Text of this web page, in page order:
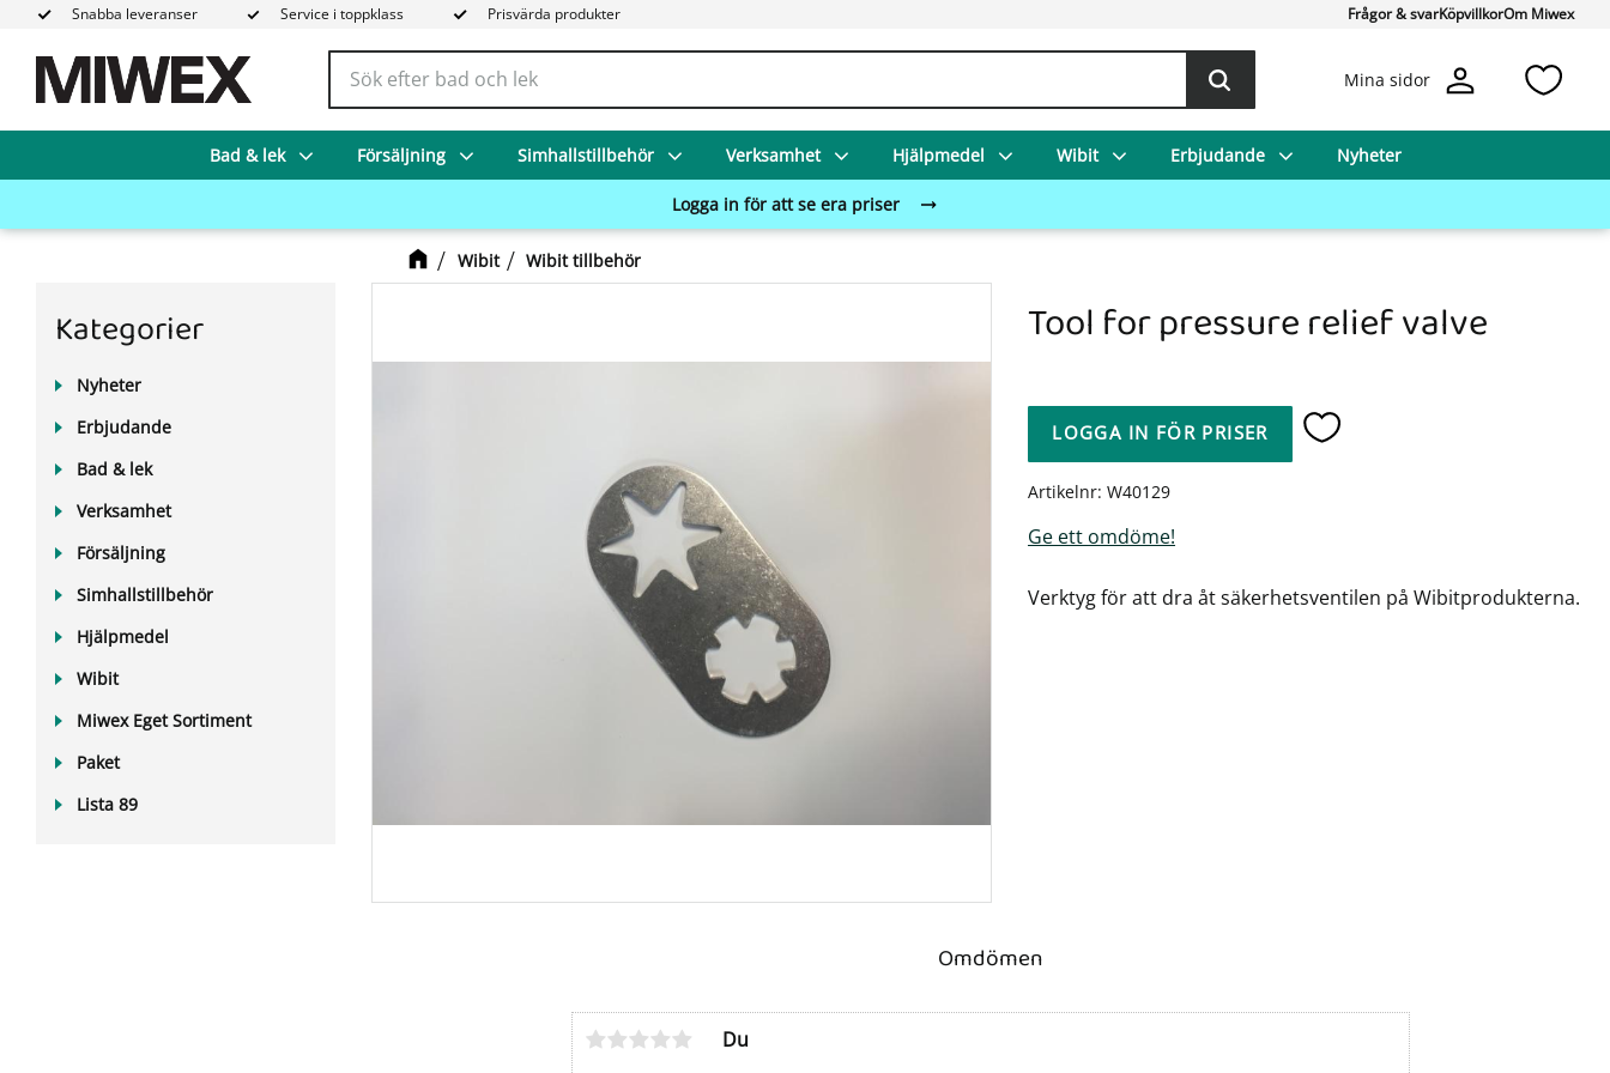
Snabba leveranser Service i toppklass Prisvärda produkter Frågor & svarKöpvillkorOm Miwex
Mina sidor
Bad & lek Försäljning Simhallstillbehör Verksamhet Hjälpmedel Wibit Erbjudande Nyheter
Logga in för att se era priser
Wibit Wibit tillbehör
Tool for pressure relief valve
LOGGA IN FÖR PRISER Lägg till i favoriter
Artikelnr W40129
Ge ett omdöme!
Verktyg för att dra åt säkerhetsventilen på Wibitprodukterna.
Omdömen
Du
Kategorier
Nyheter
Erbjudande
Bad & lek
Verksamhet
Försäljning
Simhallstillbehör
Hjälpmedel
Wibit
Miwex Eget Sortiment
Paket
Lista 89